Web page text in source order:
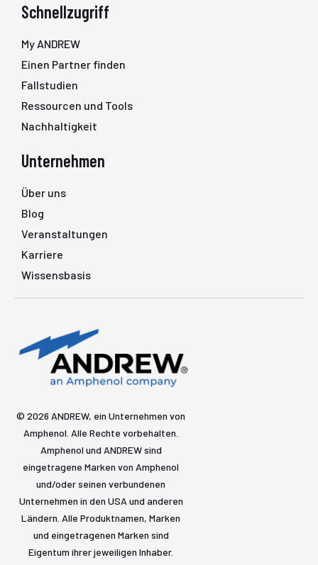
Schnellzugriff
My ANDREW
Einen Partner finden
Fallstudien
Ressourcen und Tools
Nachhaltigkeit
Unternehmen
Über uns
Blog
Veranstaltungen
Karriere
Wissensbasis
© 2026 ANDREW, ein Unternehmen von
Amphenol. Alle Rechte vorbehalten.
Amphenol und ANDREW sind
eingetragene Marken von Amphenol
und/oder seinen verbundenen
Unternehmen in den USA und anderen
Ländern. Alle Produktnamen, Marken
und eingetragenen Marken sind
Eigentum ihrer jeweiligen Inhaber.